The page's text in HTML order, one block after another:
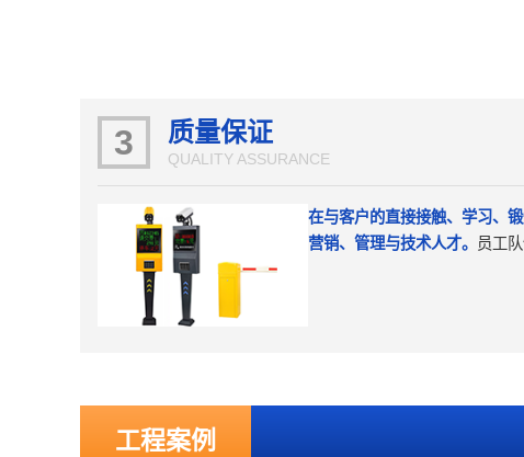
3 质量保证
QUALITY ASSURANCE
在与客户的直接接触、学习、
营销、管理与技术人才。
员工
工程案例